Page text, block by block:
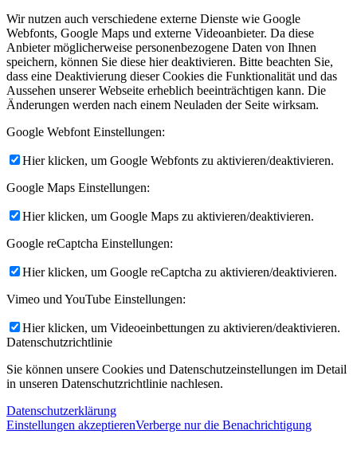
Wir nutzen auch verschiedene externe Dienste wie Google
Webfonts, Google Maps und externe Videoanbieter. Da diese
Anbieter möglicherweise personenbezogene Daten von Ihnen
speichern, können Sie diese hier deaktivieren. Bitte beachten Sie,
dass eine Deaktivierung dieser Cookies die Funktionalität und das
Aussehen unserer Webseite erheblich beeinträchtigen kann. Die
Änderungen werden nach einem Neuladen der Seite wirksam.
Google Webfont Einstellungen:
Hier klicken, um Google Webfonts zu aktivieren/deaktivieren.
Google Maps Einstellungen:
Hier klicken, um Google Maps zu aktivieren/deaktivieren.
Google reCaptcha Einstellungen:
Hier klicken, um Google reCaptcha zu aktivieren/deaktivieren.
Vimeo und YouTube Einstellungen:
Hier klicken, um Videoeinbettungen zu aktivieren/deaktivieren.
Datenschutzrichtlinie
Sie können unsere Cookies und Datenschutzeinstellungen im Detail
in unseren Datenschutzrichtlinie nachlesen.
Datenschutzerklärung
Einstellungen akzeptierenVerberge nur die Benachrichtigung